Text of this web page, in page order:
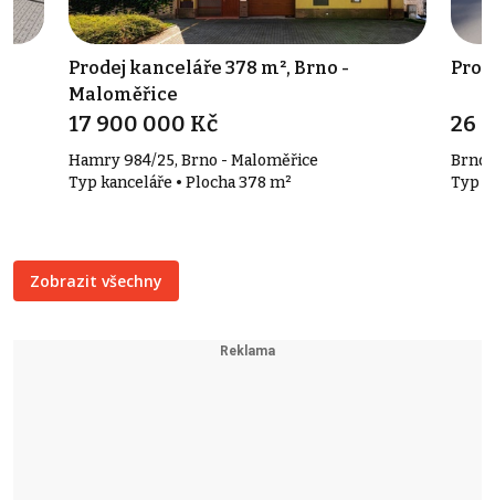
Prodej kanceláře 378 m², Brno -
Maloměřice
17 900 000 Kč
Hamry 984/25, Brno - Maloměřice
Typ kanceláře • Plocha 378 m²
26
Brno
Typ
Zobrazit všechny